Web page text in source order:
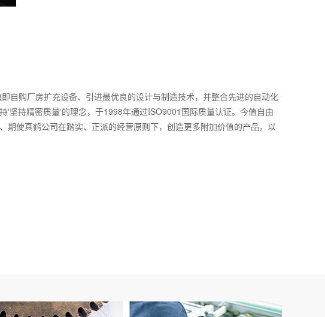
自购厂房扩充设备、引进最优良的设计与制造技术，并整合先进的自动化
'坚持精密质量'的理念，于1998年通过ISO9001国际质量认证。今值自由
使真鹤公司在踏实、正派的经营原则下，创造更多附加价值的产品，以